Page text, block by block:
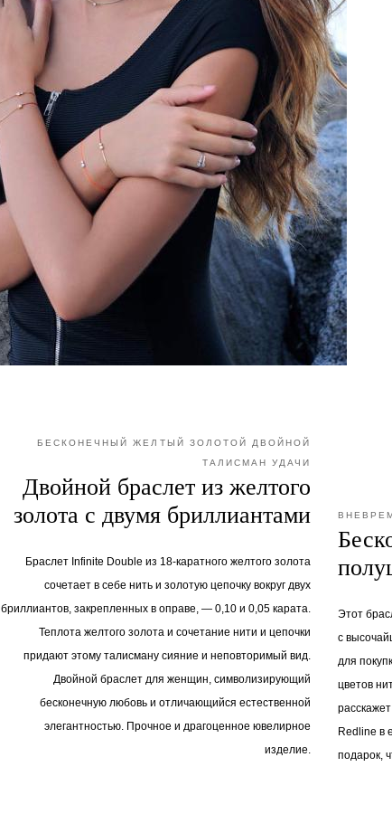
БЕСКОНЕЧНЫЙ ЖЕЛТЫЙ ЗОЛОТОЙ ДВОЙНОЙ
ТАЛИСМАН УДАЧИ
Двойной браслет из желтого
золота с двумя бриллиантами
Браслет Infinite Double из 18-каратного желтого золота
сочетает в себе нить и золотую цепочку вокруг двух
бриллиантов, закрепленных в оправе, — 0,10 и 0,05 карата.
Теплота желтого золота и сочетание нити и цепочки
придают этому талисману сияние и неповторимый вид.
Двойной браслет для женщин, символизирующий
бесконечную любовь и отличающийся естественной
элегантностью. Прочное и драгоценное ювелирное
изделие.
Этот
с
для
цветов
Redline в
подарок,